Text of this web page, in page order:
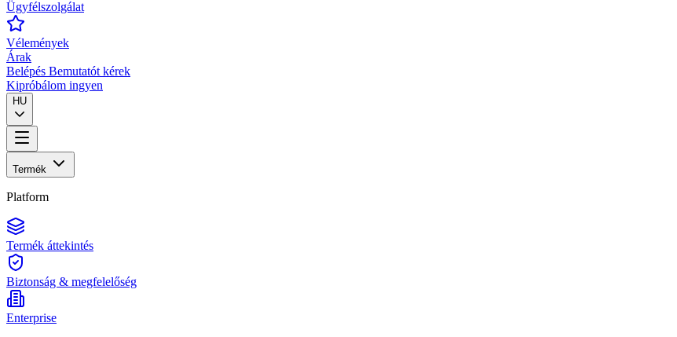
Ügyfélszolgálat
Vélemények
Árak
Belépés Bemutatót kérek
Kipróbálom ingyen
HU
Termék
Platform
Termék áttekintés
Biztonság & megfelelőség
Enterprise